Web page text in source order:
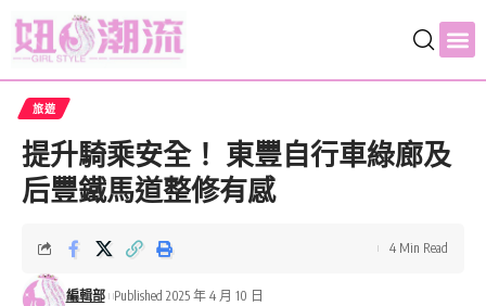
旅遊
提升騎乘安全！ 東豐自行車綠廊及
后豐鐵馬道整修有感
編輯部 Published 2025 年 4 月 10 日
4 Min Read